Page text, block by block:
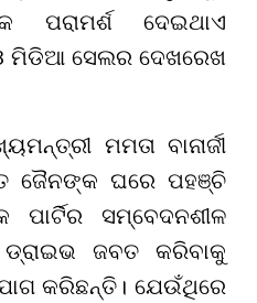
ପରାମର୍ଶ ଦେଇଥାଏ
ମିଡିଆ ସେଲର ଦେଖରେଖ
ମମତା ବାନାର୍ଜୀ
ଜୈନଙ୍କ ଘରେ ପହଞ୍ଚି
ପାର୍ଟିର ସମ୍ବେଦନଶୀଳ
ଜବତ କରିବାକୁ
କରିଛନ୍ତି। ଯେଉଁଥିରେ